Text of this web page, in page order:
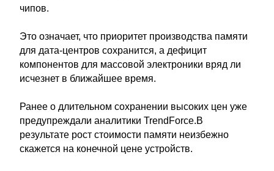
чипов.
Это означает, что приоритет производства памяти
для дата-центров сохранится, а дефицит
компонентов для массовой электроники вряд ли
исчезнет в ближайшее время.
Ранее о длительном сохранении высоких цен уже
предупреждали аналитики TrendForce.В
результате рост стоимости памяти неизбежно
скажется на конечной цене устройств.